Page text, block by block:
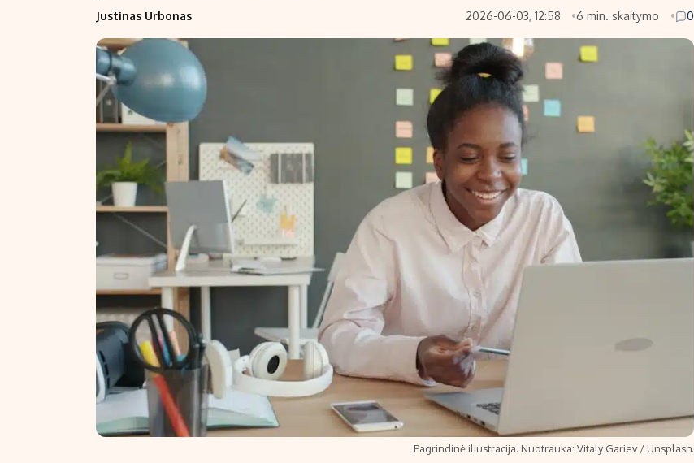
Politika
NT ir statybos
Migracija
Justinas Urbonas 2026-06-03, 12:58 6 min. skaitymo 0
Pagrindinė iliustracija. Nuotrauka: Vitaly Gariev / Unsplash.